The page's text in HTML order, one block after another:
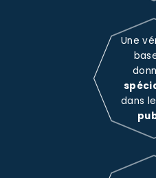
Une
dans le